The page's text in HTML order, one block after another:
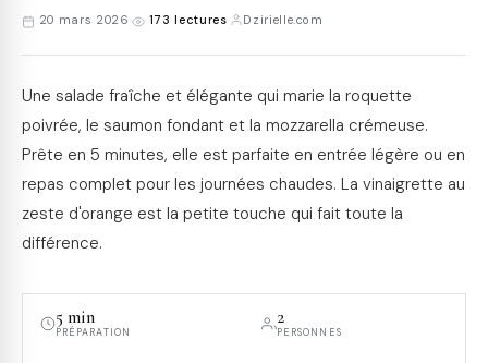
20 mars 2026 · 173 lectures Dzirielle.com
Une salade fraîche et élégante qui marie la roquette
poivrée, le saumon fondant et la mozzarella crémeuse.
Prête en 5 minutes, elle est parfaite en entrée légère ou en
repas complet pour les journées chaudes. La vinaigrette au
zeste d'orange est la petite touche qui fait toute la
différence.
5 min
PRÉPARATION
2
PERSONNES